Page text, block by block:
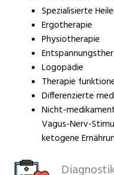
Spezialisierte
Ergotherapie
Physiotherapie
Logopädie
Therapie
Differenzierte
Nicht-
Vagus-Nerv-
ketogene